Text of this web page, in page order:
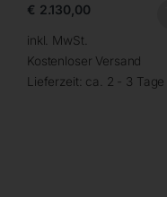
€ 2.130,00
inkl. MwSt.
Kostenloser Versand
Lieferzeit: ca. 2 - 3 Tage